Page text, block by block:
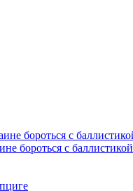
бороться с баллистикой